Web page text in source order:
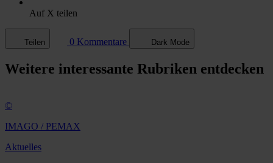
Auf X teilen
Teilen 0 Kommentare Dark Mode
Weitere interessante Rubriken entdecken
©
IMAGO / PEMAX
Aktuelles